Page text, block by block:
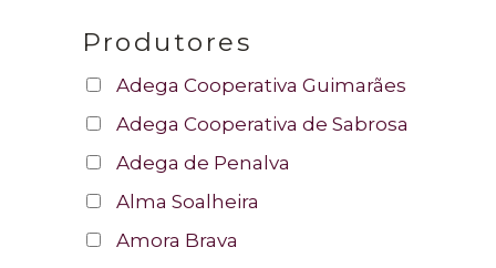
Produtores
Adega Cooperativa Guimarães
Adega Cooperativa de Sabrosa
Adega de Penalva
Alma Soalheira
Amora Brava